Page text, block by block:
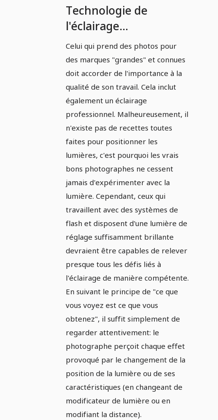
Technologie de
l'éclairage
professionnel et
guidage de la lumière :
Partie 9 - Guidage
professionnel de la
lumière en intérieur
Celui qui prend des photos pour
des marques "grandes" et connues
doit accorder de l'importance à la
qualité de son travail. Cela inclut
également un éclairage
professionnel. Malheureusement, il
n'existe pas de recettes toutes
faites pour positionner les
lumières, c'est pourquoi les vrais
bons photographes ne cessent
jamais d'expérimenter avec la
lumière. Cependant, ceux qui
travaillent avec des systèmes de
flash et disposent d'une lumière de
réglage suffisamment brillante
devraient être capables de relever
presque tous les défis liés à
l'éclairage de manière compétente.
En suivant le principe de "ce que
vous voyez est ce que vous
obtenez", il suffit simplement de
regarder attentivement: le
photographe perçoit chaque effet
provoqué par le changement de la
position de la lumière ou de ses
caractéristiques (en changeant de
modificateur de lumière ou en
modifiant la distance).